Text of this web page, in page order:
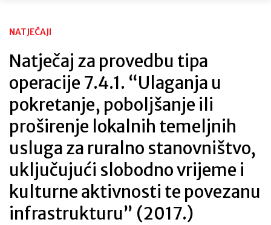
NATJEČAJI
Natječaj za provedbu tipa
operacije 7.4.1. “Ulaganja u
pokretanje, poboljšanje ili
proširenje lokalnih temeljnih
usluga za ruralno stanovništvo,
uključujući slobodno vrijeme i
kulturne aktivnosti te povezanu
infrastrukturu” (2017.)